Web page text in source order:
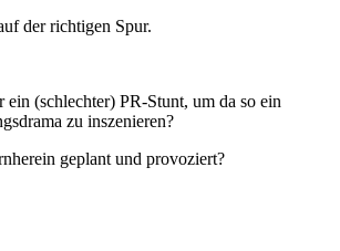
der richtigen Spur.
ein (schlechter) PR-Stunt, um da so ein
zu inszenieren?
geplant und provoziert?